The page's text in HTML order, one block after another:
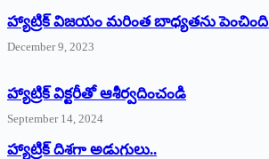
హ్యాట్రిక్ విజయం మరింత బాధ్యతను పెంచింది
December 9, 2023
హ్యాట్రిక్‌ ‌విక్టరీతో ఆశీర్వదించండి
September 14, 2024
‌హ్యాట్రిక్‌ ‌దిశగా అడుగులు..